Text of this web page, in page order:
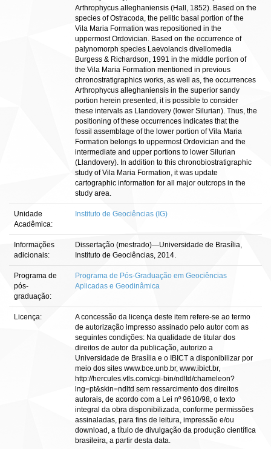
Arthrophycus alleghaniensis (Hall, 1852). Based on the
species of Ostracoda, the pelitic basal portion of the
Vila Maria Formation was repositioned in the
uppermost Ordovician. Based on the occurrence of
palynomorph species Laevolancis divellomedia
Burgess & Richardson, 1991 in the middle portion of
the Vila Maria Formation mentioned in previous
chronostratigraphics works, as well as, the occurrences
Arthrophycus alleghaniensis in the superior sandy
portion herein presented, it is possible to consider
these intervals as Llandovery (lower Silurian). Thus, the
positioning of these occurrences indicates that the
fossil assemblage of the lower portion of Vila Maria
Formation belongs to uppermost Ordovician and the
intermediate and upper portions to lower Silurian
(Llandovery). In addition to this chronobiostratigraphic
study of Vila Maria Formation, it was update
cartographic information for all major outcrops in the
study area.
Unidade
Acadêmica:
Instituto de Geociências (IG)
Informações
adicionais:
Dissertação (mestrado)—Universidade de Brasília,
Instituto de Geociências, 2014.
Programa de
pós-
graduação:
Programa de Pós-Graduação em Geociências
Aplicadas e Geodinâmica
Licença:
A concessão da licença deste item refere-se ao termo
de autorização impresso assinado pelo autor com as
seguintes condições: Na qualidade de titular dos
direitos de autor da publicação, autorizo a
Universidade de Brasília e o IBICT a disponibilizar por
meio dos sites www.bce.unb.br, www.ibict.br,
http://hercules.vtls.com/cgi-bin/ndltd/chameleon?
lng=pt&skin=ndltd sem ressarcimento dos direitos
autorais, de acordo com a Lei nº 9610/98, o texto
integral da obra disponibilizada, conforme permissões
assinaladas, para fins de leitura, impressão e/ou
download, a título de divulgação da produção científica
brasileira, a partir desta data.